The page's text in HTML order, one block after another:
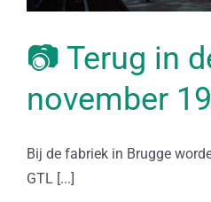
📷 Terug in
november
Bij de fabriek in Brugge
GTL [...]